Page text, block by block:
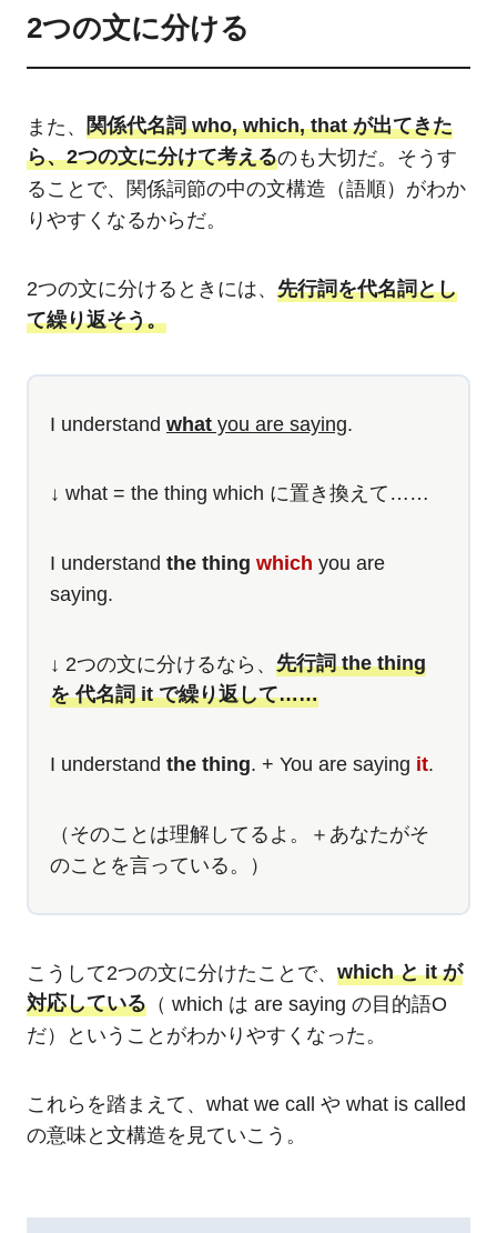
2つの文に分ける
また、 関係代名詞 who, which, that が出てきた
ら、2つの文に分けて考えるのも大切だ。そうす
ることで、関係詞節の中の文構造（語順）がわか
りやすくなるからだ。
2つの文に分けるときには、 先行詞を代名詞とし
て繰り返そう。
I understand what you are saying.
↓ what = the thing which に置き換えて……
I understand the thing which you are
saying.
↓ 2つの文に分けるなら、 先行詞 the thing
を 代名詞 it で繰り返して……
I understand the thing. + You are saying it.
（そのことは理解してるよ。＋あなたがそ
のことを言っている。）
こうして2つの文に分けたことで、 which と it が
対応している（ which は are saying の目的語O
だ）ということがわかりやすくなった。
これらを踏まえて、what we call や what is called
の意味と文構造を見ていこう。